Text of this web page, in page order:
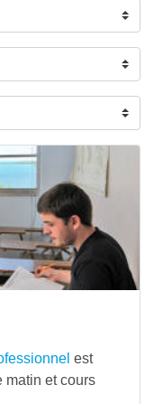
est
matin et cours